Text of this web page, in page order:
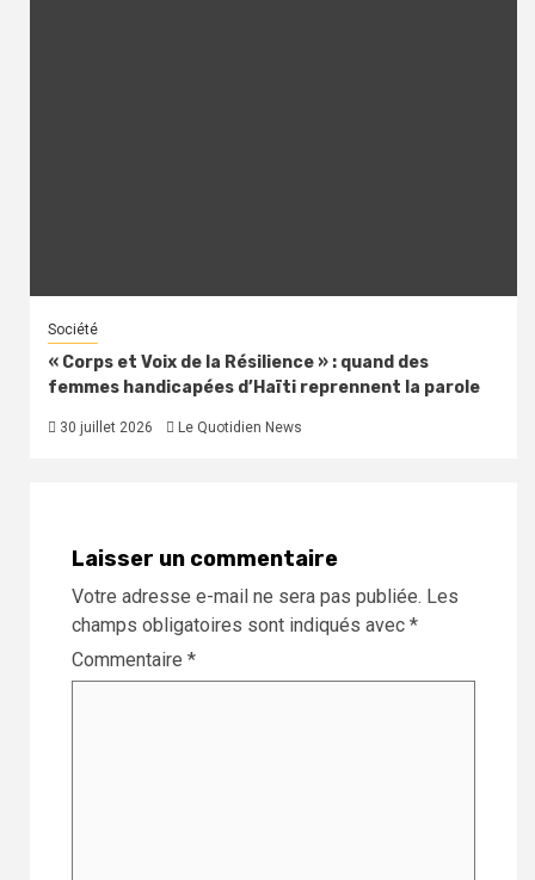
Société
« Corps et Voix de la Résilience » : quand des
femmes handicapées d’Haïti reprennent la parole
30 juillet 2026 Le Quotidien News
Laisser un commentaire
Votre adresse e-mail ne sera pas publiée. Les
champs obligatoires sont indiqués avec *
Commentaire *